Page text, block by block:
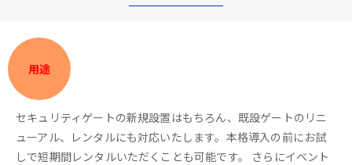
用途
セキュリティゲートの新規設置はもちろん、既設ゲートのリニ
ューアル、レンタルにも対応いたします。本格導入の前にお試
しで短期間レンタルいただくことも可能です。 さらにイベント